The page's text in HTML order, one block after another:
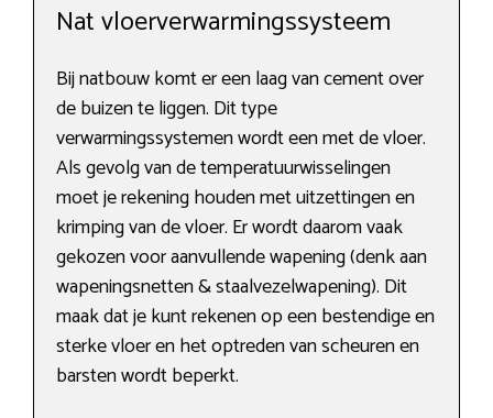
Nat vloerverwarmingssysteem
Bij natbouw komt er een laag van cement over
de buizen te liggen. Dit type
verwarmingssystemen wordt een met de vloer.
Als gevolg van de temperatuurwisselingen
moet je rekening houden met uitzettingen en
krimping van de vloer. Er wordt daarom vaak
gekozen voor aanvullende wapening (denk aan
wapeningsnetten & staalvezelwapening). Dit
maak dat je kunt rekenen op een bestendige en
sterke vloer en het optreden van scheuren en
barsten wordt beperkt.